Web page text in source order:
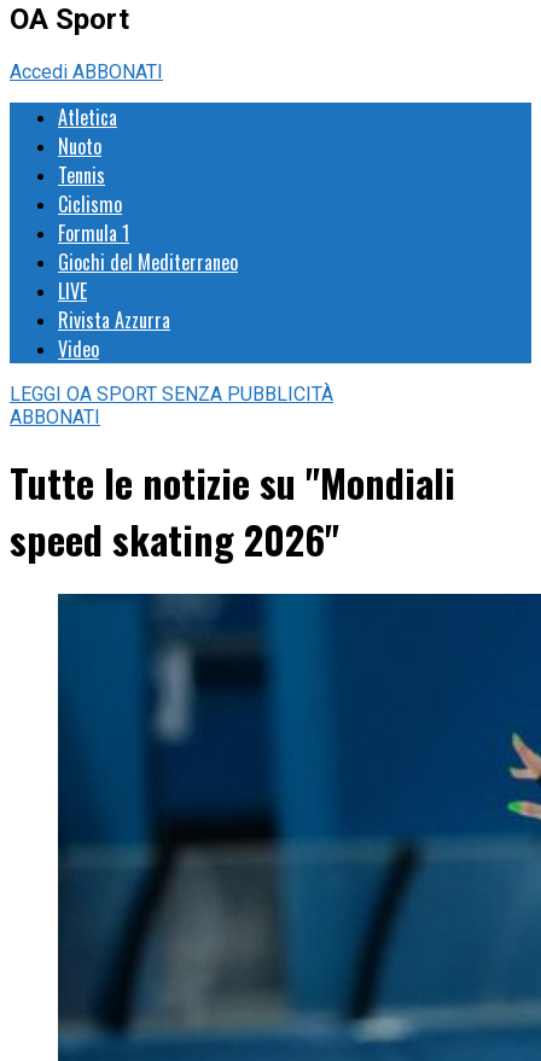
OA Sport
Accedi ABBONATI
Atletica
Nuoto
Tennis
Ciclismo
Formula 1
Giochi del Mediterraneo
LIVE
Rivista Azzurra
Video
LEGGI OA SPORT SENZA PUBBLICITÀ
ABBONATI
Tutte le notizie su "Mondiali
speed skating 2026"